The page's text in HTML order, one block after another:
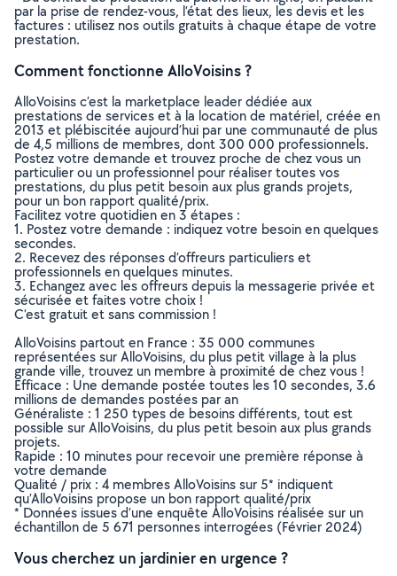
par la prise de rendez-vous, l’état des lieux, les devis et les
factures : utilisez nos outils gratuits à chaque étape de votre
prestation.
Comment fonctionne AlloVoisins ?
AlloVoisins c’est la marketplace leader dédiée aux
prestations de services et à la location de matériel, créée en
2013 et plébiscitée aujourd’hui par une communauté de plus
de 4,5 millions de membres, dont 300 000 professionnels.
Postez votre demande et trouvez proche de chez vous un
particulier ou un professionnel pour réaliser toutes vos
prestations, du plus petit besoin aux plus grands projets,
pour un bon rapport qualité/prix.
Facilitez votre quotidien en 3 étapes :
1. Postez votre demande : indiquez votre besoin en quelques
secondes.
2. Recevez des réponses d’offreurs particuliers et
professionnels en quelques minutes.
3. Echangez avec les offreurs depuis la messagerie privée et
sécurisée et faites votre choix !
C’est gratuit et sans commission !
AlloVoisins partout en France : 35 000 communes
représentées sur AlloVoisins, du plus petit village à la plus
grande ville, trouvez un membre à proximité de chez vous !
Efficace : Une demande postée toutes les 10 secondes, 3.6
millions de demandes postées par an
Généraliste : 1 250 types de besoins différents, tout est
possible sur AlloVoisins, du plus petit besoin aux plus grands
projets.
Rapide : 10 minutes pour recevoir une première réponse à
votre demande
Qualité / prix : 4 membres AlloVoisins sur 5* indiquent
qu’AlloVoisins propose un bon rapport qualité/prix
* Données issues d’une enquête AlloVoisins réalisée sur un
échantillon de 5 671 personnes interrogées (Février 2024)
Vous cherchez un jardinier en urgence ?